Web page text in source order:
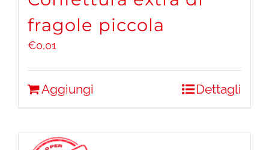
fragole piccola
€0,01
Aggiungi Dettagli